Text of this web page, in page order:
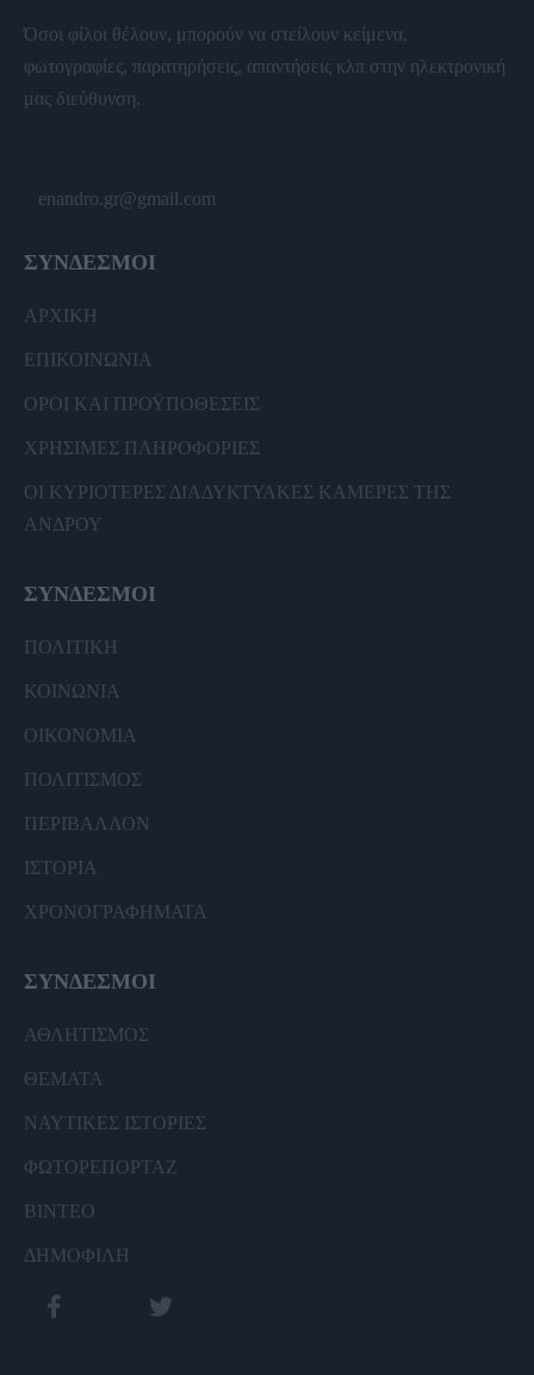
Όσοι φίλοι θέλουν, μπορούν να στείλουν κείμενα,
φωτογραφίες, παρατηρήσεις, απαντήσεις κλπ στην ηλεκτρονική
μας διεύθυνση.
enandro.gr@gmail.com
ΣΥΝΔΕΣΜΟΙ
ΑΡΧΙΚΗ
ΕΠΙΚΟΙΝΩΝΙΑ
ΟΡΟΙ ΚΑΙ ΠΡΟΫΠΟΘΕΣΕΙΣ
ΧΡΗΣΙΜΕΣ ΠΛΗΡΟΦΟΡΙΕΣ
ΟΙ ΚΥΡΙΟΤΕΡΕΣ ΔΙΑΔΥΚΤΥΑΚΕΣ ΚΑΜΕΡΕΣ ΤΗΣ
ΑΝΔΡΟΥ
ΣΥΝΔΕΣΜΟΙ
ΠΟΛΙΤΙΚΗ
ΚΟΙΝΩΝΙΑ
ΟΙΚΟΝΟΜΙΑ
ΠΟΛΙΤΙΣΜΟΣ
ΠΕΡΙΒΑΛΛΟΝ
ΙΣΤΟΡΙΑ
ΧΡΟΝΟΓΡΑΦΗΜΑΤΑ
ΣΥΝΔΕΣΜΟΙ
ΑΘΛΗΤΙΣΜΟΣ
ΘΕΜΑΤΑ
ΝΑΥΤΙΚΕΣ ΙΣΤΟΡΙΕΣ
ΦΩΤΟΡΕΠΟΡΤΑΖ
ΒΙΝΤΕΟ
ΔΗΜΟΦΙΛΗ